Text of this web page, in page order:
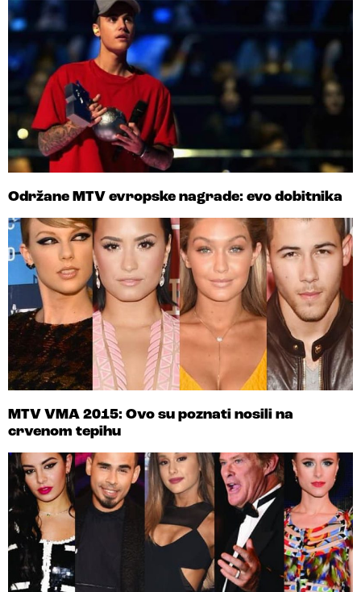
Održane MTV evropske nagrade: evo dobitnika
MTV VMA 2015: Ovo su poznati nosili na
crvenom tepihu